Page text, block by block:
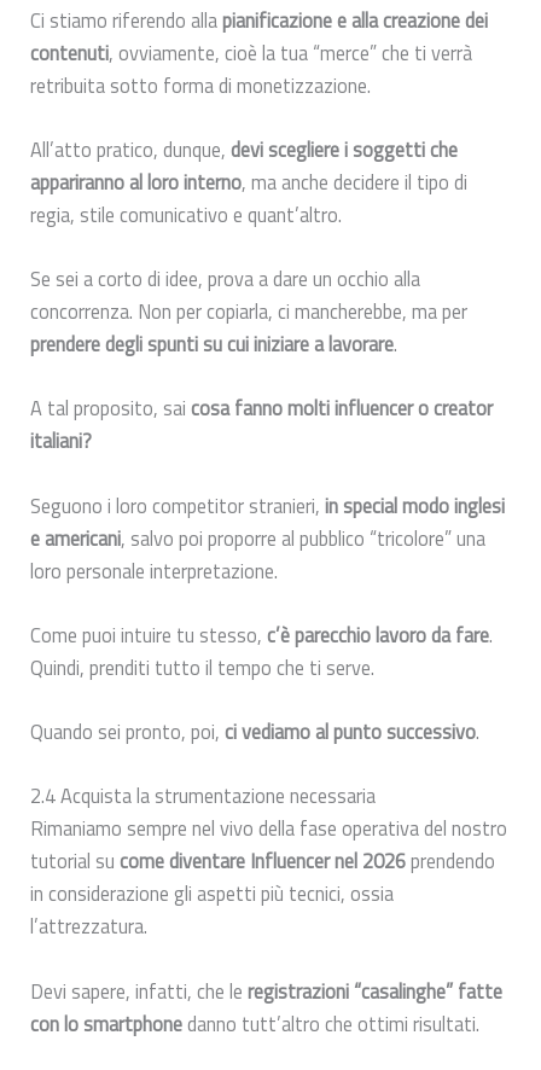
Ci stiamo riferendo allapianificazione e alla creazione dei
contenuti, ovviamente, cioè la tua “merce” che ti verrà
retribuita sotto forma di monetizzazione.
All’atto pratico, dunque, devi scegliere i soggetti che
appariranno al loro interno, ma anche decidere il tipo di
regia, stile comunicativo e quant’altro.
Se sei a corto di idee, prova a dare un occhio alla
concorrenza. Non per copiarla, ci mancherebbe, ma per
prendere degli spunti su cui iniziare a lavorare.
A tal proposito, saicosa fanno molti influencer o creator
italiani?
Seguono i loro competitor stranieri,in special modo inglesi
e americani, salvo poi proporre al pubblico “tricolore” una
loro personale interpretazione.
Come puoi intuire tu stesso,c’è parecchio lavoro da fare.
Quindi, prenditi tutto il tempo che ti serve.
Quando sei pronto, poi,ci vediamo al punto successivo.
2.4 Acquista la strumentazione necessaria
Rimaniamo sempre nel vivo della fase operativa del nostro
tutorial sucome diventare Influencer nel 2026prendendo
in considerazione gli aspetti più tecnici, ossia
l’attrezzatura.
Devi sapere, infatti, che leregistrazioni “casalinghe” fatte
con lo smartphonedanno tutt’altro che ottimi risultati.